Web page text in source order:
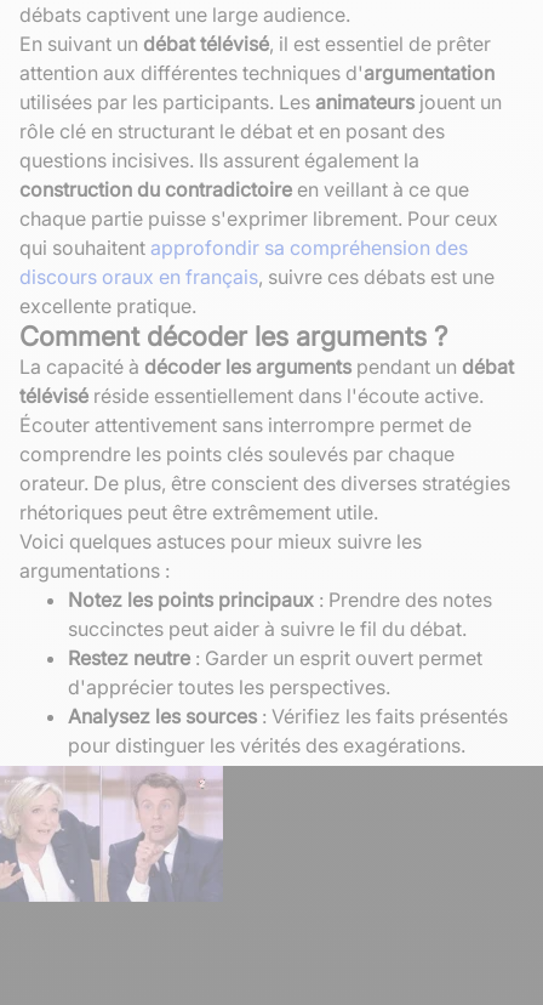
débats captivent une large audience.
En suivant un débat télévisé, il est essentiel de prêter
attention aux différentes techniques d'argumentation
utilisées par les participants. Les animateurs jouent un
rôle clé en structurant le débat et en posant des
questions incisives. Ils assurent également la
construction du contradictoire en veillant à ce que
chaque partie puisse s'exprimer librement. Pour ceux
qui souhaitent approfondir sa compréhension des
discours oraux en français, suivre ces débats est une
excellente pratique.
Comment décoder les arguments ?
La capacité à décoder les arguments pendant un débat
télévisé réside essentiellement dans l'écoute active.
Écouter attentivement sans interrompre permet de
comprendre les points clés soulevés par chaque
orateur. De plus, être conscient des diverses stratégies
rhétoriques peut être extrêmement utile.
Voici quelques astuces pour mieux suivre les
argumentations :
Notez les points principaux : Prendre des notes
succinctes peut aider à suivre le fil du débat.
Restez neutre : Garder un esprit ouvert permet
d'apprécier toutes les perspectives.
Analysez les sources : Vérifiez les faits présentés
pour distinguer les vérités des exagérations.